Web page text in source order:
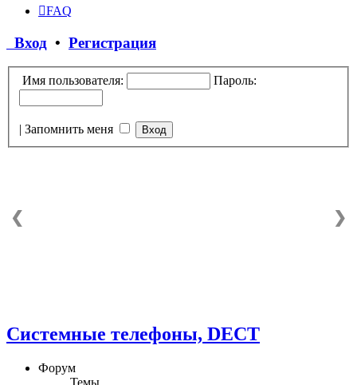
FAQ
Вход • Регистрация
Имя пользователя: Пароль:
| Запомнить меня
❮ ❯
Системные телефоны, DECT
Форум
Темы